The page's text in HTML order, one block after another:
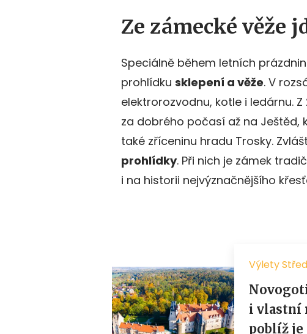
Ze zámecké věže
Speciálně během letních
prohlídku sklepení a věže. V
elektrorozvodnu, kotle i ledárnu.
za dobrého počasí až na Ještěd,
také zříceninu hradu Trosky.
prohlídky. Při nich je zámek
i na historii nejvýznačnějšího